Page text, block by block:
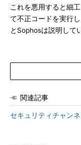
これを悪用すると細
て不正コードを実行
とSophosは説明して
関連記事
セキュリティチャン